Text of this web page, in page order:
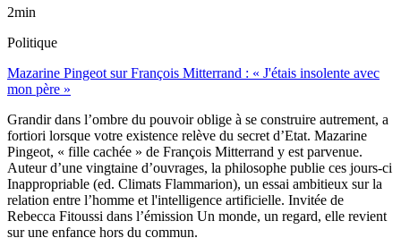
2min
Politique
Mazarine Pingeot sur François Mitterrand : « J'étais insolente avec
mon père »
Grandir dans l’ombre du pouvoir oblige à se construire autrement, a
fortiori lorsque votre existence relève du secret d’Etat. Mazarine
Pingeot, « fille cachée » de François Mitterrand y est parvenue.
Auteur d’une vingtaine d’ouvrages, la philosophe publie ces jours-ci
Inappropriable (ed. Climats Flammarion), un essai ambitieux sur la
relation entre l’homme et l'intelligence artificielle. Invitée de
Rebecca Fitoussi dans l’émission Un monde, un regard, elle revient
sur une enfance hors du commun.